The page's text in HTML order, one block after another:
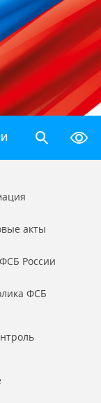
акты
России
ФСБ